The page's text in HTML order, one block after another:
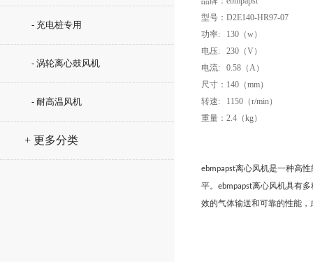
- 充电桩专用
- 涡轮离心鼓风机
- 耐高温风机
+ 更多分类
型号：D2E140-HR97-07
功率: 130（w）
电压: 230（V）
电流: 0.58（A）
尺寸：140（mm）
转速: 1150（r/min）
重量：2.4（kg）
ebmpapst离心风机是一种高
平。 ebmpapst离心风机具有
效的气体输送和可靠的性能